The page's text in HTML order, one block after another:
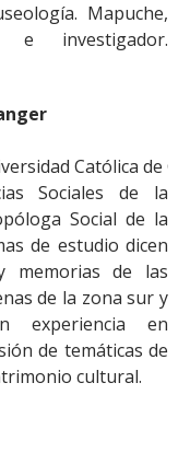
Mapuche,
e investigador.
Católica de
Sociales de la
Social de la
de estudio dicen
memorias de las
de la zona sur y
experiencia en
de temáticas de
cultural.